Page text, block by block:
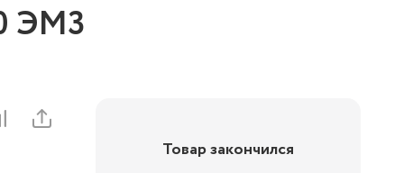
ЭМ3
Товар закончился